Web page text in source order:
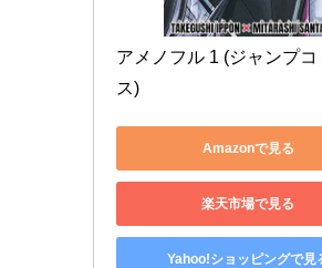
アメノフル 1 (ジャンプコ
ス)
Amazonで見る
楽天市場で見る
Yahoo!ショッピングで見